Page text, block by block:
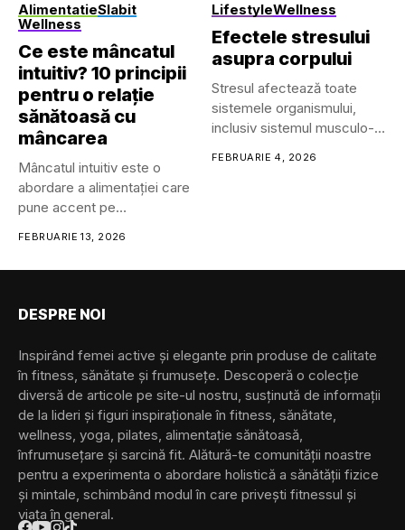
AlimentatieSlabit
Wellness
Ce este mâncatul
intuitiv? 10 principii
pentru o relație
sănătoasă cu
mâncarea
Mâncatul intuitiv este o
abordare a alimentației care
pune accent pe
FEBRUARIE 13, 2026
LifestyleWellness
Efectele stresului
asupra corpului
Stresul afectează toate
sistemele organismului,
inclusiv sistemul musculo-
cardiovascular, endocrin,
FEBRUARIE 4, 2026
DESPRE NOI
Inspirând femei active și elegante prin produse de calitate
în fitness, sănătate și frumusețe. Descoperă o colecție
diversă de articole pe site-ul nostru, susținută de informații
de la lideri și figuri inspiraționale în fitness, sănătate,
wellness, yoga, pilates, alimentație sănătoasă,
înfrumusețare și sarcină fit. Alătură-te comunității noastre
pentru a experimenta o abordare holistică a sănătății fizice
și mintale, schimbând modul în care privești fitnessul și
viața în general.